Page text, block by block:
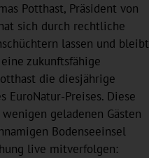
Potthast, Präsident von
sich durch rechtliche
lassen und bleibt
zukunftsfähige
die diesjährige
EuroNatur-Preises. Diese
geladenen Gästen
Bodenseeinsel
live mitverfolgen: